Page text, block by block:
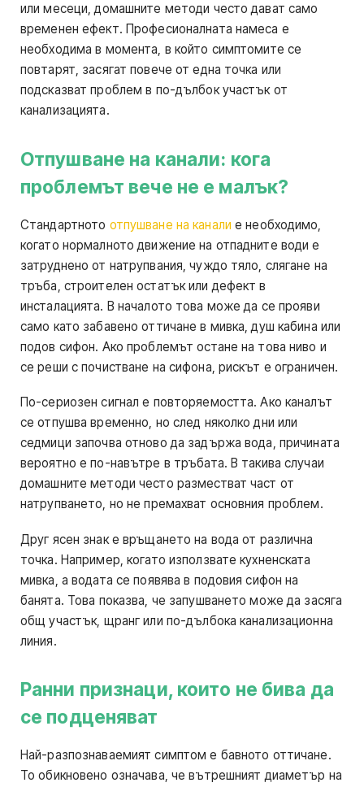
или месеци, домашните методи често дават само
временен ефект. Професионалната намеса е
необходима в момента, в който симптомите се
повтарят, засягат повече от една точка или
подсказват проблем в по-дълбок участък от
канализацията.
Отпушване на канали: кога
проблемът вече не е малък?
Стандартното отпушване на канали е необходимо,
когато нормалното движение на отпадните води е
затруднено от натрупвания, чуждо тяло, слягане на
тръба, строителен остатък или дефект в
инсталацията. В началото това може да се прояви
само като забавено оттичане в мивка, душ кабина или
подов сифон. Ако проблемът остане на това ниво и
се реши с почистване на сифона, рискът е ограничен.
По-сериозен сигнал е повторяемостта. Ако каналът
се отпушва временно, но след няколко дни или
седмици започва отново да задържа вода, причината
вероятно е по-навътре в тръбата. В такива случаи
домашните методи често разместват част от
натрупването, но не премахват основния проблем.
Друг ясен знак е връщането на вода от различна
точка. Например, когато използвате кухненската
мивка, а водата се появява в подовия сифон на
банята. Това показва, че запушването може да засяга
общ участък, щранг или по-дълбока канализационна
линия.
Ранни признаци, които не бива да
се подценяват
Най-разпознаваемият симптом е бавното оттичане.
То обикновено означава, че вътрешният диаметър на